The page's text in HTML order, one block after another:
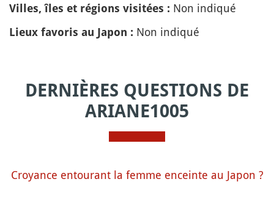
Villes, îles et régions visitées : Non indiqué
Lieux favoris au Japon : Non indiqué
DERNIÈRES QUESTIONS DE
ARIANE1005
Croyance entourant la femme enceinte au Japon ?